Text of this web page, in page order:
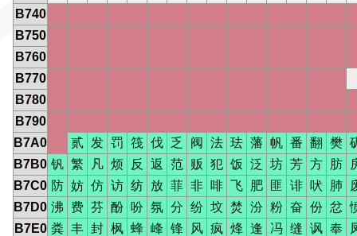
B740
B750
B760
B770
B780
B790
B7A0
贰 发 罚 筏 伐 乏 阀 法 珐 藩 帆 番 翻 樊
B7B0 钒 繁 凡 烦 反 返 范 贩 犯 饭 泛 坊 芳 方 肪
B7C0 防 妨 仿 访 纺 放 菲 非 啡 飞 肥 匪 诽 吠 肺
B7D0 沸 费 芬 酚 吩 氛 分 纷 坟 焚 汾 粉 奋 份 忿
B7E0 粪 丰 封 枫 蜂 峰 锋 风 疯 烽 逢 冯 缝 讽 奉